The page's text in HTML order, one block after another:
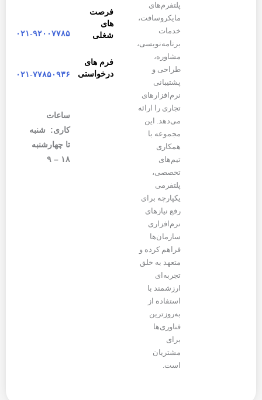
پلتفرم‌های
مایکروسافت،
خدمات
برنامه‌نویسی،
مشاوره،
طراحی و
پشتیبانی
نرم‌افزارهای
تجاری را ارائه
می‌دهد. این
مجموعه با
همکاری
تیم‌های
تخصصی،
پلتفرمی
یکپارچه برای
رفع نیازهای
نرم‌افزاری
سازمان‌ها
فراهم کرده و
متعهد به خلق
تجربه‌ای
ارزشمند با
استفاده از
به‌روزترین
فناوری‌ها
برای
مشتریان
است.
فرصت
های
شغلی
فرم های
درخواستی
۰۲۱-۹۲۰۰۷۷۸۵
۰۲۱-۷۷۸۵۰۹۳۶
ساعات
کاری: شنبه
تا چهارشنبه
۱۸ – ۹